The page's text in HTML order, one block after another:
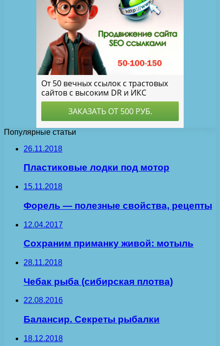
Популярные статьи
26.11.2018
Пластиковые лодки под мотор
15.11.2018
Форель — полезные свойства, рецепты
12.04.2017
Сохраним приманку живой: мотыль
28.11.2018
Чебак рыба (сибирская плотва)
22.08.2016
Балансир. Секреты рыбалки
18.12.2018